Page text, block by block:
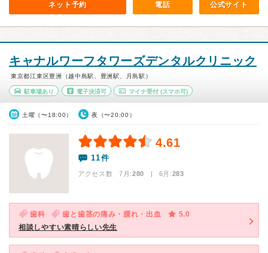
ネット予約 電話 公式サイト
キャナルワーフタワーズデンタルクリニック
東京都江東区豊洲（越中島駅、豊洲駅、月島駅）
駐車場あり 電子決済可 マイナ受付 (スマホ可)
土曜（〜18:00） 夜（〜20:00）
4.61
11件
アクセス数 7月:280 | 6月:283
歯科 歯と歯茎の痛み・腫れ・出血
5.0
相談しやすい素晴らしい先生